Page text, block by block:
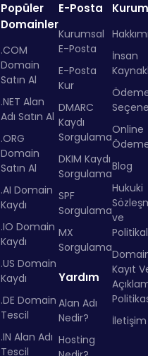
Popüler
Domainler
.COM
Domain
Satın Al
.NET Alan
Adı Satın Al
.ORG
Domain
Satın Al
.AI Domain
Kaydı
.IO Domain
Kaydı
.US Domain
Kaydı
.DE Domain
Tescil
.IN Alan Adı
Tescil
E-Posta
Kurumsal
E-Posta
E-Posta
Kur
DMARC
Kaydı
Sorgulama
DKIM Kaydı
Sorgulama
SPF
Sorgulama
MX
Sorgulama
Yardım
Alan Adı
Nedir?
Hosting
İnsan
Online
Blog
Hukuki
ve
Kayıt
İletişim